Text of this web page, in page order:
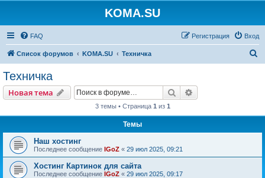
KOMA.SU
FAQ Вход
Регистрация
Список форумов KOMA.SU Техничка
Техничка
Новая тема Поиск
3 темы • Страница 1 из 1
Темы
Наш хостинг
Последнее сообщение IGoZ « 29 июл 2025, 09:21
Хостинг Картинок для сайта
Последнее сообщение IGoZ « 29 июл 2025, 09:17